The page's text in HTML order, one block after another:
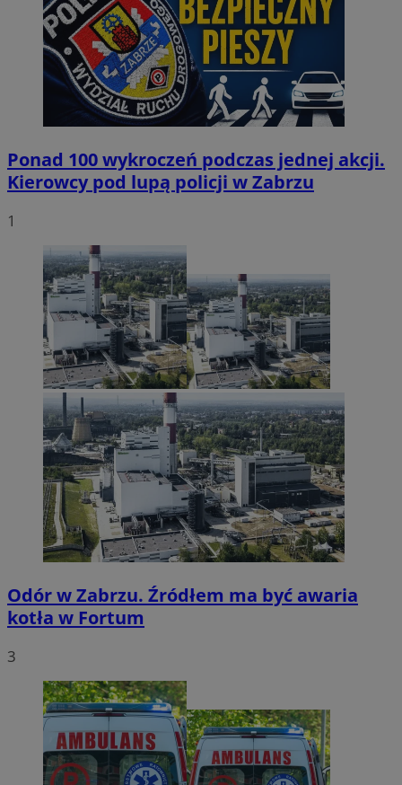
Ponad 100 wykroczeń podczas jednej akcji.
Kierowcy pod lupą policji w Zabrzu
1
Odór w Zabrzu. Źródłem ma być awaria
kotła w Fortum
3